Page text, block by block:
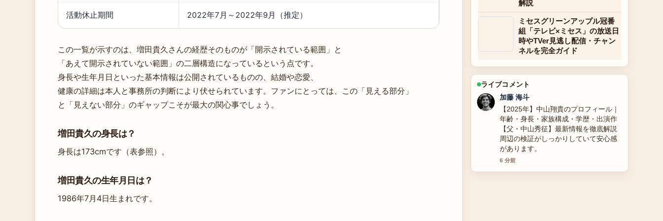
活動休止期間 2022年7月～2022年9月（推定）
この一覧が示すのは、増田貴久さんの経歴そのものが「開示されている範囲」と
「あえて開示されていない範囲」の二層構造になっているという点です。
身長や生年月日といった基本情報は公開されているものの、結婚や恋愛、
健康の詳細は本人と事務所の判断により伏せられています。ファンにとっては、この「見える部分」
と「見えない部分」のギャップこそが最大の関心事でしょう。
増田貴久の身長は？
身長は173cmです（表参照）。
増田貴久の生年月日は？
1986年7月4日生まれです。
解説
ミセスグリーンアップル冠番
組「テレビ×ミセス」の放送日
時やTVer見逃し配信・チャン
ネルを完全ガイド
ライブコメント
高橋 蓮
ゲンキングに関する2025年最新情報と
性別適合手術、結婚と離婚の理由、干
された理由まで全詳細徹底解説 の整理
がとても分かりやすいです。今日の中
でも特に読みやすいです。
8 分前